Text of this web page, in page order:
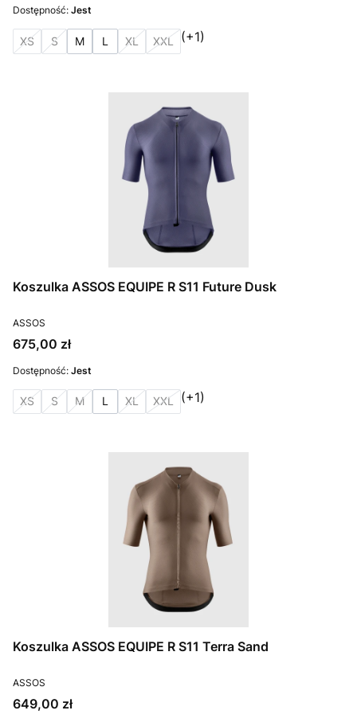
Dostępność: Jest
XS S M L XL XXL (+1)
Koszulka ASSOS EQUIPE R S11 Future Dusk
PRODUCENT
ASSOS
Cena
675,00 zł
Dostępność: Jest
XS S M L XL XXL (+1)
Koszulka ASSOS EQUIPE R S11 Terra Sand
PRODUCENT
ASSOS
Cena
649,00 zł